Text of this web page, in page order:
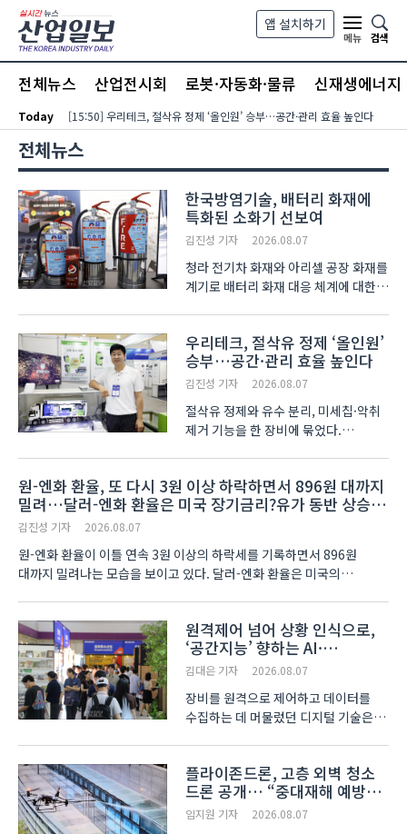
본문 바로가기
앱 설치하기
메뉴
검색
전체뉴스 산업전시회 로봇·자동화·물류 신재생에너지
Today [15:50] 우리테크, 절삭유 정제 ‘올인원’ 승부…공간·관리 효율 높인다
전체뉴스
한국방염기술, 배터리 화재에
특화된 소화기 선보여
김진성 기자 2026.08.07
청라 전기차 화재와 아리셀 공장 화재를
계기로 배터리 화재 대응 체계에 대한
시스템만으로는 리튬이온 배터리
화재에 신속하게 대응하기 어렵다는
지적도 나온다. 5일부터 7일까지 ..
우리테크, 절삭유 정제 ‘올인원’
승부…공간·관리 효율 높인다
김진성 기자 2026.08.07
절삭유 정제와 유수 분리, 미세칩·악취
제거 기능을 한 장비에 묶었다.
공간 활용과 관리 효율을 높이는 데
초점을 맞췄다. 5일부터 7일까지 인천
원-엔화 환율, 또 다시 3원 이상 하락하면서 896원 대까지
밀려…달러-엔화 환율은 미국 장기금리?유가 동반 상승에
158엔 대로 내려서
김진성 기자 2026.08.07
원-엔화 환율이 이틀 연속 3원 이상의 하락세를 기록하면서 896원
대까지 밀려나는 모습을 보이고 있다. 달러-엔화 환율은 미국의
원격제어 넘어 상황 인식으로,
‘공간지능’ 향하는 AI·
디지털기술
김대은 기자 2026.08.07
장비를 원격으로 제어하고 데이터를
수집하는 데 머물렀던 디지털 기술은
공간지능으로 진화하고 있다. 서울
코엑스(COEX)에서 5일 개막해
8일까지 열리는 ‘2026 코리아빌드위크
플라이존드론, 고층 외벽 청소
드론 공개… “중대재해 예방
대안”
임지원 기자 2026.08.07